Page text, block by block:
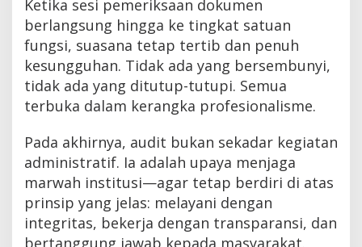
Ketika sesi pemeriksaan dokumen
berlangsung hingga ke tingkat satuan
fungsi, suasana tetap tertib dan penuh
kesungguhan. Tidak ada yang bersembunyi,
tidak ada yang ditutup-tutupi. Semua
terbuka dalam kerangka profesionalisme.
Pada akhirnya, audit bukan sekadar kegiatan
administratif. Ia adalah upaya menjaga
marwah institusi—agar tetap berdiri di atas
prinsip yang jelas: melayani dengan
integritas, bekerja dengan transparansi, dan
bertanggung jawab kepada masyarakat.